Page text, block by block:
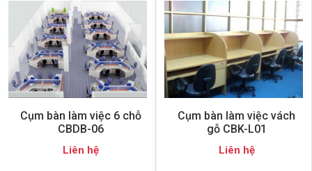
Cụm bàn làm việc 6 chỗ
CBDB-06
Liên hệ
Cụm bàn làm việc vách
gỗ CBK-L01
Liên hệ